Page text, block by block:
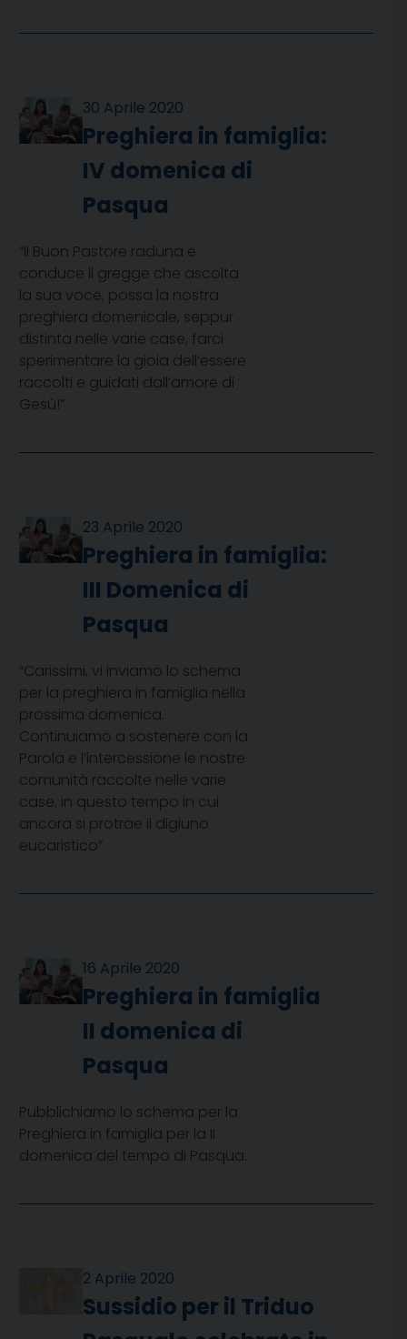
30 Aprile 2020
Preghiera in famiglia:
IV domenica di
Pasqua
“Il Buon Pastore raduna e
conduce il gregge che ascolta
la sua voce, possa la nostra
preghiera domenicale, seppur
distinta nelle varie case, farci
sperimentare la gioia dell’essere
raccolti e guidati dall’amore di
Gesù!”
23 Aprile 2020
Preghiera in famiglia:
III Domenica di
Pasqua
“Carissimi, vi inviamo lo schema
per la preghiera in famiglia nella
prossima domenica.
Continuiamo a sostenere con la
Parola e l’intercessione le nostre
comunità raccolte nelle varie
case, in questo tempo in cui
ancora si protrae il digiuno
eucaristico”
16 Aprile 2020
Preghiera in famiglia
II domenica di
Pasqua
Pubblichiamo lo schema per la
Preghiera in famiglia per la II
domenica del tempo di Pasqua.
2 Aprile 2020
Sussidio per il Triduo